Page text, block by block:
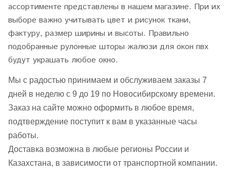
ассортименте представлены в нашем магазине. При их
выборе важно учитывать цвет и рисунок ткани,
фактуру, размер ширины и высоты. Правильно
подобранные рулонные шторы жалюзи для окон пвх
будут украшать любое окно.
Мы с радостью принимаем и обслуживаем заказы 7
дней в неделю с 9 до 19 по Новосибирскому времени.
Заказ на сайте можно оформить в любое время,
подтверждение поступит к вам в указанные часы
работы.
Доставка возможна в любые регионы России и
Казахстана, в зависимости от транспортной компании.